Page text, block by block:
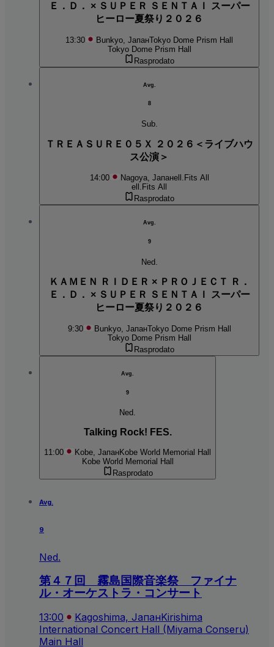
Ｅ．Ｄ． × ＳＵＰＥＲ ＳＥＮＴＡＩ スーパー
ヒーロー夏祭り２０２６
13:30 Bunkyo, ЈапанTokyo Dome Prism Hall
Tokyo Dome Prism Hall
Rasprodato
Avg.
8
Sub.
ＴＲＥＡＳＵＲＥ０５Ｘ ２０２６＜ライブハウ
ス公演＞
14:00 Nagoya, Јапанell.Fits All
ell.Fits All
Rasprodato
Avg.
9
Ned.
ＫＡＭＥＮ ＲＩＤＥＲ × ＰＲＯＪＥＣＴ Ｒ．
Ｅ．Ｄ． × ＳＵＰＥＲ ＳＥＮＴＡＩ スーパー
ヒーロー夏祭り２０２６
9:30 Bunkyo, ЈапанTokyo Dome Prism Hall
Tokyo Dome Prism Hall
Rasprodato
Avg.
9
Ned.
Talking Rock! FES.
11:00 Kobe, ЈапанKobe World Memorial Hall
Kobe World Memorial Hall
Rasprodato
Avg.
9
Ned.
第４７回 霧島国際音楽祭 ファイナ
ル・オーケストラ・コンサート
13:00 Kagoshima, ЈапанKirishima
International Concert Hall (Miyama Conseru)
Main Hall